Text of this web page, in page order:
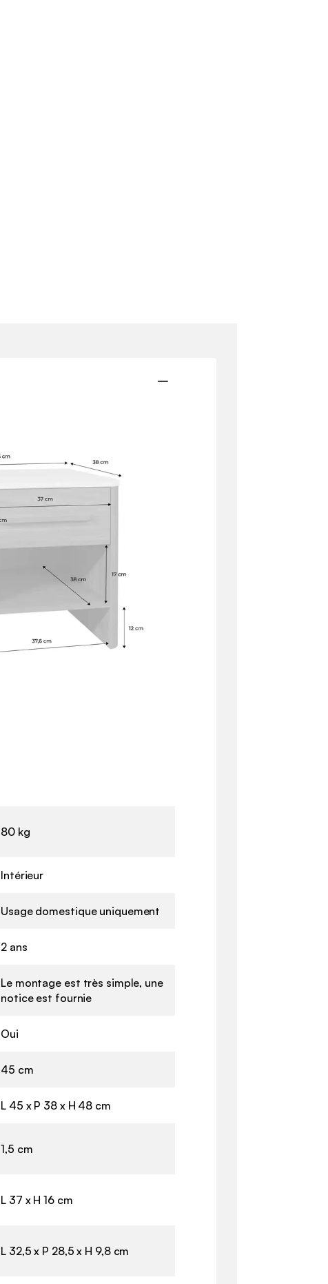
80 kg
Intérieur
Usage domestique uniquement
2 ans
Le montage est très simple, une
notice est fournie
Oui
45 cm
L 45 x P 38 x H 48 cm
1,5 cm
L 37 x H 16 cm
L 32,5 x P 28,5 x H 9,8 cm